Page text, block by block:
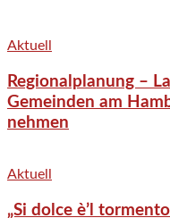
Aktuell
Regionalplanung –
Gemeinden am
nehmen
Aktuell
„Si dolce è’l